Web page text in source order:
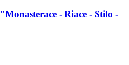
- Riace - Stilo -